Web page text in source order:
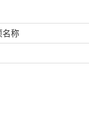
名称